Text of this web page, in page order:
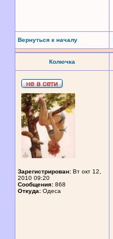
Вернуться к началу
Колючка
Зарегистрирован: Вт окт 12,
2010 09:20
Сообщения: 868
Откуда: Одеса